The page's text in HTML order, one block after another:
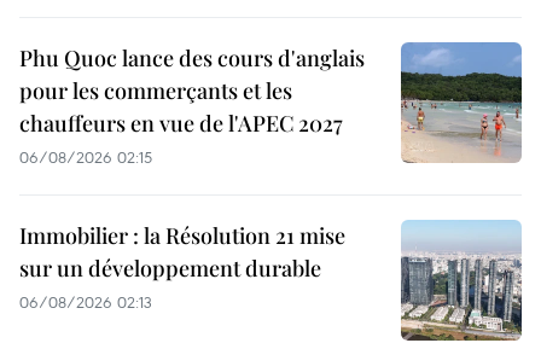
Phu Quoc lance des cours d'anglais
pour les commerçants et les
chauffeurs en vue de l'APEC 2027
06/08/2026 02:15
Immobilier : la Résolution 21 mise
sur un développement durable
06/08/2026 02:13